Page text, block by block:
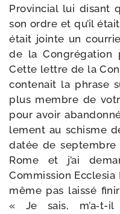
Provincial lui disant
son ordre et qu’il
était jointe un
de la Congrégation
Cette lettre de la
conte­nait la phrase
plus membre de
pour avoir
le­ment au schisme
datée de sep­tembre
Rome et j’ai
Commission Ecclesia
même pas lais­sé
« Je sais,